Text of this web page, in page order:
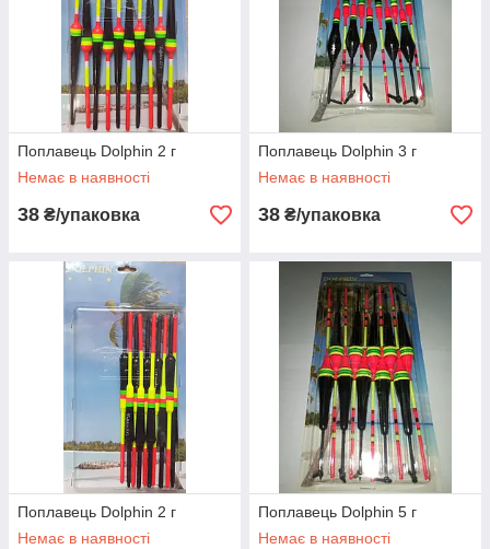
Поплавець Dolphin 2 г
Немає в наявності
38 ₴/упаковка
Поплавець Dolphin 3 г
Немає в наявності
38 ₴/упаковка
Поплавець Dolphin 2 г
Немає в наявності
Поплавець Dolphin 5 г
Немає в наявності